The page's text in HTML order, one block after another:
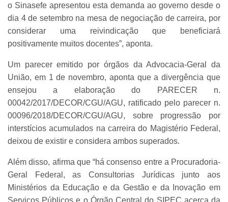
o Sinasefe apresentou esta demanda ao governo desde o
dia 4 de setembro na mesa de negociação de carreira, por
considerar uma reivindicação que beneficiará
positivamente muitos docentes”, aponta.
Um parecer emitido por órgãos da Advocacia-Geral da
União, em 1 de novembro, aponta que a divergência que
ensejou a elaboração do PARECER n.
00042/2017/DECOR/CGU/AGU, ratificado pelo parecer n.
00096/2018/DECOR/CGU/AGU, sobre progressão por
interstícios acumulados na carreira do Magistério Federal,
deixou de existir e considera ambos superados.
Além disso, afirma que “há consenso entre a Procuradoria-
Geral Federal, as Consultorias Jurídicas junto aos
Ministérios da Educação e da Gestão e da Inovação em
Serviços Públicos e o Órgão Central do SIPEC acerca da